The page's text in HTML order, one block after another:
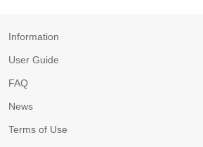
Information
User Guide
FAQ
News
Terms of Use